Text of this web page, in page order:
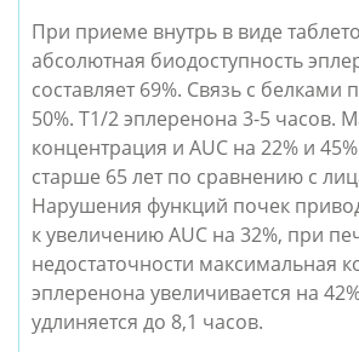
При приеме внутрь в виде
абсолютная биодоступность
составляет 69%. Связь с белками
50%. Т1/2 эплеренона 3-5 часов.
концентрация и AUC на 22% и
старше 65 лет по сравнению с
Нарушения функций почек
к увеличению AUC на 32%, при
недостаточности максимальная
эплеренона увеличивается на
удлиняется до 8,1 часов.